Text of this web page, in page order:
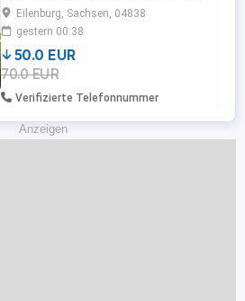
(bei Bedarf inkl. voll ausgestatteten
Terrarium) Alter: 2014 Geschlecht:
Weibchen Morph: Classic doppel hetero
Albino Piebald Terrarium: 100x50x50 aus
Rep Tix-Kunststoff von Terra Plus, Höhle
schwarz von M&S, Reptizoo Schlupfbox
...
Eilenburg, Sachsen, 04838
gestern 00:38
50.0 EUR
70.0 EUR
Verifizierte Telefonnummer
Anzeigen